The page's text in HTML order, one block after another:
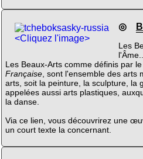
<Cliquez l'image>
◎
Les
l'Âme...
Les Beaux-Arts comme définis par le
Française, sont l'ensemble des arts
arts, soit la peinture, la sculpture, la
appelées aussi arts plastiques,
la danse.
Via ce lien, vous découvrirez une
un court texte la concernant.